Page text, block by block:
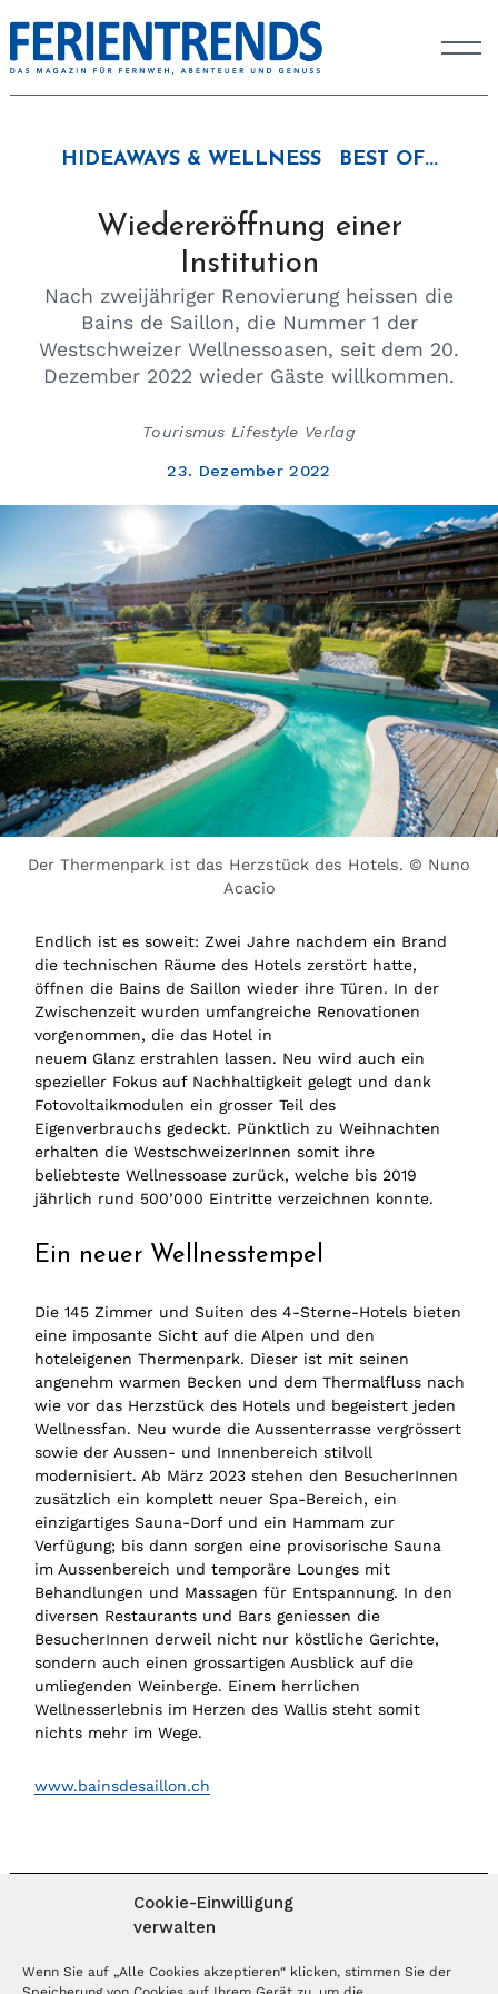
Cookie-Einwilligung
verwalten
Wenn Sie auf „Alle Cookies akzeptieren“ klicken, stimmen Sie der
HIDEAWAYS & WELLNESS BEST OF...
Wiedereröffnung einer
Institution
Nach zweijähriger Renovierung heissen die
Bains de Saillon, die Nummer 1 der
Westschweizer Wellnessoasen, seit dem 20.
Dezember 2022 wieder Gäste willkommen.
Tourismus Lifestyle Verlag
23. Dezember 2022
Der Thermenpark ist das Herzstück des Hotels. © Nuno
Acacio
Endlich ist es soweit: Zwei Jahre nachdem ein Brand
die technischen Räume des Hotels zerstört hatte,
öffnen die Bains de Saillon wieder ihre Türen. In der
Zwischenzeit wurden umfangreiche Renovationen
vorgenommen, die das Hotel in
neuem Glanz erstrahlen lassen. Neu wird auch ein
spezieller Fokus auf Nachhaltigkeit gelegt und dank
Fotovoltaikmodulen ein grosser Teil des
Eigenverbrauchs gedeckt. Pünktlich zu Weihnachten
erhalten die WestschweizerInnen somit ihre
beliebteste Wellnessoase zurück, welche bis 2019
jährlich rund 500’000 Eintritte verzeichnen konnte.
Ein neuer Wellnesstempel
Die 145 Zimmer und Suiten des 4-Sterne-Hotels bieten
eine imposante Sicht auf die Alpen und den
hoteleigenen Thermenpark. Dieser ist mit seinen
angenehm warmen Becken und dem Thermalfluss nach
wie vor das Herzstück des Hotels und begeistert jeden
Wellnessfan. Neu wurde die Aussenterrasse vergrössert
sowie der Aussen- und Innenbereich stilvoll
modernisiert. Ab März 2023 stehen den BesucherInnen
zusätzlich ein komplett neuer Spa-Bereich, ein
einzigartiges Sauna-Dorf und ein Hammam zur
Verfügung; bis dann sorgen eine provisorische Sauna
im Aussenbereich und temporäre Lounges mit
Behandlungen und Massagen für Entspannung. In den
diversen Restaurants und Bars geniessen die
BesucherInnen derweil nicht nur köstliche Gerichte,
sondern auch einen grossartigen Ausblick auf die
umliegenden Weinberge. Einem herrlichen
Wellnesserlebnis im Herzen des Wallis steht somit
nichts mehr im Wege.
www.bainsdesaillon.ch
MAGAZIN ABONNIEREN